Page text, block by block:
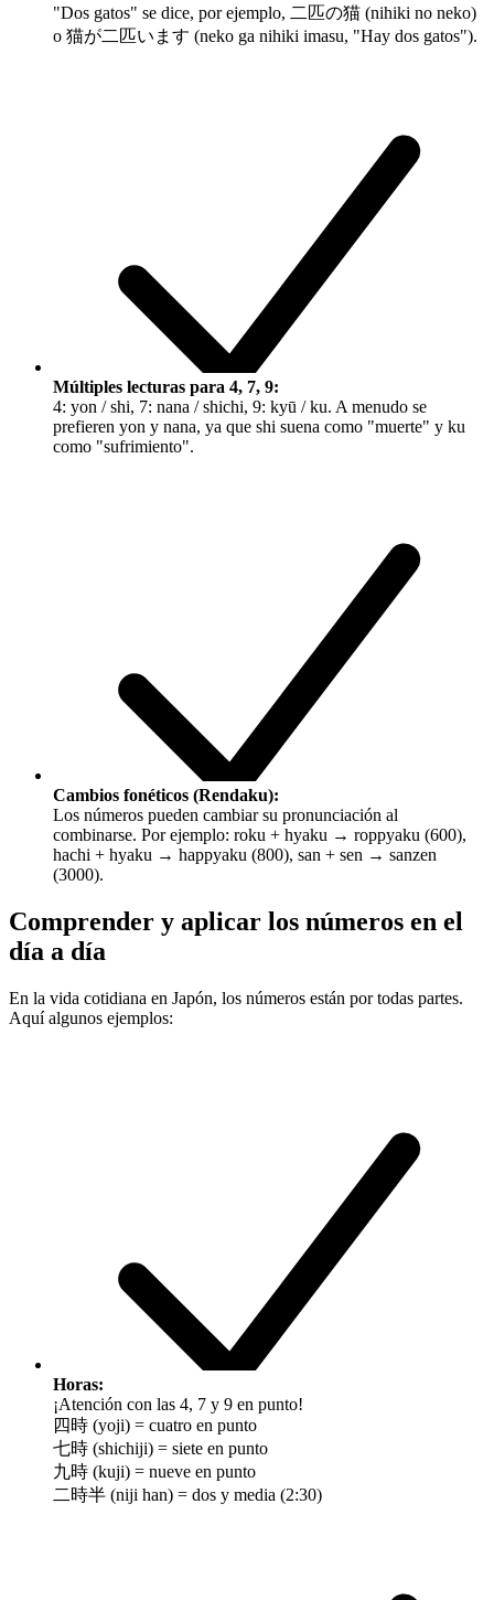
"Dos gatos" se dice, por ejemplo, 二匹の猫 (nihiki no neko)
o 猫が二匹います (neko ga nihiki imasu, "Hay dos gatos").
Múltiples lecturas para 4, 7, 9:
4: yon / shi, 7: nana / shichi, 9: kyū / ku. A menudo se
prefieren yon y nana, ya que shi suena como "muerte" y ku
como "sufrimiento".
Cambios fonéticos (Rendaku):
Los números pueden cambiar su pronunciación al
combinarse. Por ejemplo: roku + hyaku → roppyaku (600),
hachi + hyaku → happyaku (800), san + sen → sanzen
(3000).
Comprender y aplicar los números en el
día a día
En la vida cotidiana en Japón, los números están por todas partes.
Aquí algunos ejemplos:
Horas:
¡Atención con las 4, 7 y 9 en punto!
四時 (yoji) = cuatro en punto
七時 (shichiji) = siete en punto
九時 (kuji) = nueve en punto
二時半 (niji han) = dos y media (2:30)